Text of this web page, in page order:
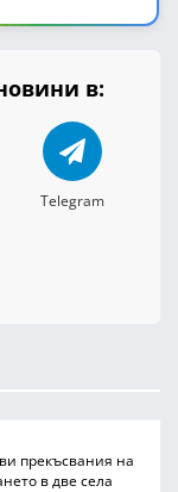
в:
Telegram
прекъсвания на
в две села